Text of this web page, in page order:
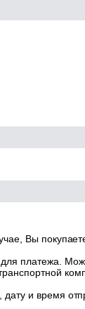
Вы
платежа.
и время